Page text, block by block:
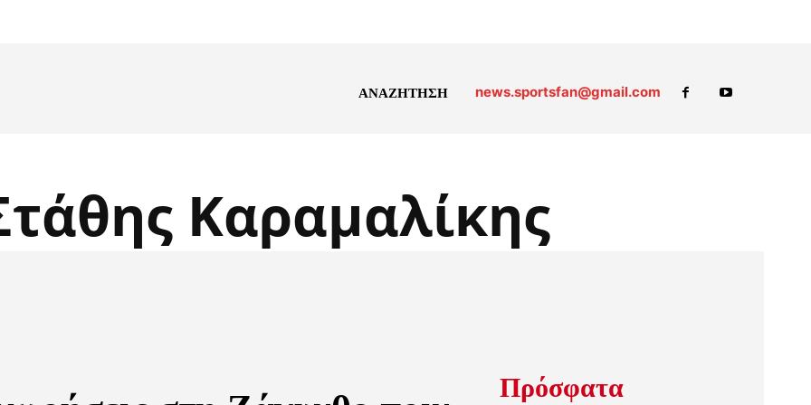
ΑΝΑΖΗΤΗΣΗ news.sportsfan@gmail.com
Καραμαλίκης
Πρόσφατα